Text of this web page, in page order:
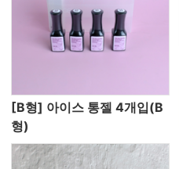
[B형] 아이스 통젤 4개입(B
형)